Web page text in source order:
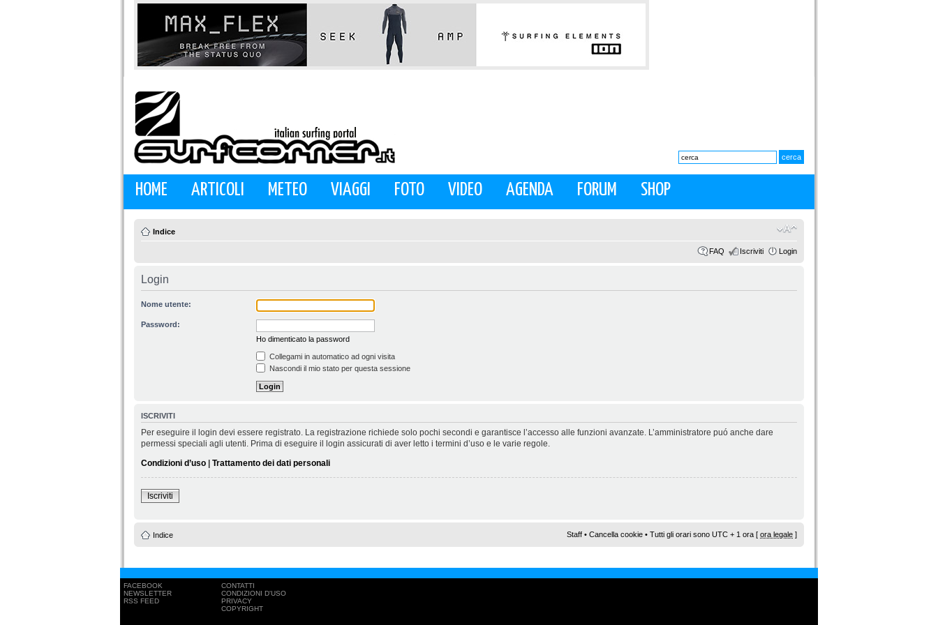
HOME ARTICOLI METEO VIAGGI FOTO VIDEO AGENDA FORUM SHOP
Indice
FAQ Iscriviti Login
Login
Nome utente:
Password:
Ho dimenticato la password
Collegami in automatico ad ogni visita
Nascondi il mio stato per questa sessione
ISCRIVITI
Per eseguire il login devi essere registrato. La registrazione richiede solo pochi secondi e garantisce l’accesso alle funzioni avanzate. L’amministratore puó anche dare
permessi speciali agli utenti. Prima di eseguire il login assicurati di aver letto i termini d’uso e le varie regole.
Condizioni d’uso | Trattamento dei dati personali
Iscriviti
Indice Staff • Cancella cookie • Tutti gli orari sono UTC + 1 ora [ ora legale ]
FACEBOOK
NEWSLETTER
RSS FEED
CONTATTI
CONDIZIONI D'USO
PRIVACY
COPYRIGHT